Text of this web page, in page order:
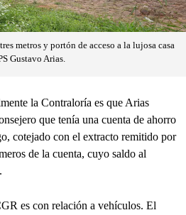
metros y portón de acceso a la lujosa casa
Gustavo Arias.
la Contraloría es que Arias
que tenía una cuenta de ahorro
cotejado con el extracto remitido por
de la cuenta, cuyo saldo al
es con relación a vehículos. El